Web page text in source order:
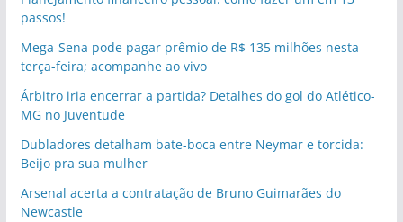
passos!
Mega-Sena pode pagar prêmio de R$ 135 milhões nesta
terça-feira; acompanhe ao vivo
Árbitro iria encerrar a partida? Detalhes do gol do Atlético-
MG no Juventude
Dubladores detalham bate-boca entre Neymar e torcida:
Beijo pra sua mulher
Arsenal acerta a contratação de Bruno Guimarães do
Newcastle